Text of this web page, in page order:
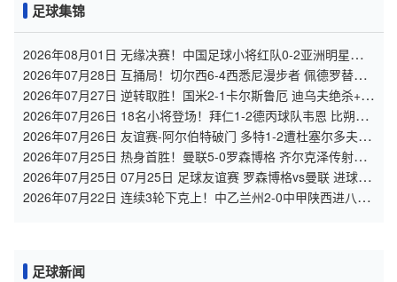
足球集锦
2026年08月01日 无缘决赛！中国足球小将红队0-2亚洲明星联，
后者决赛战杭州足管
2026年07月28日 互捅局！切尔西6-4西悉尼漫步者 佩德罗替补3
射1传阿隆索开门红
2026年07月27日 逆转取胜！国米2-1卡尔斯鲁厄 迪乌夫绝杀+双
响+世界波破门
2026年07月26日 18名小将登场！拜仁1-2德丙球队韦恩 比朔夫
点射乌尔赖希“下蛋”
2026年07月26日 友谊赛-阿尔伯特破门 多特1-2遭杜塞尔多夫逆
转
2026年07月25日 热身首胜！曼联5-0罗森博格 齐尔克泽传射莱
西德瓦尼阿玛斯破门
2026年07月25日 07月25日 足球友谊赛 罗森博格vs曼联 进球视
频
2026年07月22日 连续3轮下克上！中乙兰州2-0中甲陕西进八强
足球新闻